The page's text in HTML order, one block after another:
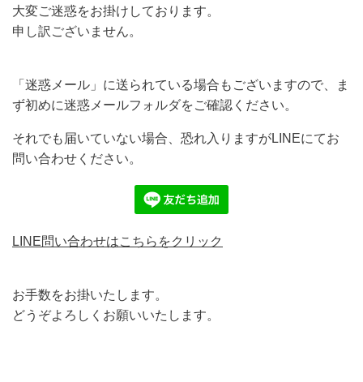
大変ご迷惑をお掛けしております。
申し訳ございません。
「迷惑メール」に送られている場合もございますので、ま
ず初めに迷惑メールフォルダをご確認ください。
それでも届いていない場合、恐れ入りますがLINEにてお
問い合わせください。
LINE問い合わせはこちらをクリック
お手数をお掛いたします。
どうぞよろしくお願いいたします。